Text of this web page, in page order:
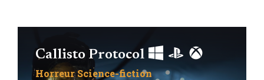
Callisto Protocol
Horreur Science-fiction